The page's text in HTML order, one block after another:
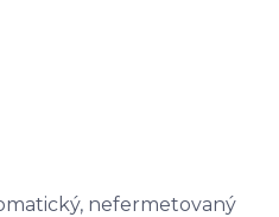
nefermetovaný